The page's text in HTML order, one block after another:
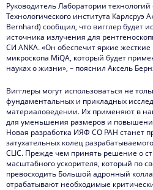
Руководитель Лаборатории
Технологического института Карлсруэ
Bernhard) сообщил, что вигглер будет
источника излучения для
СИ ANKA. «Он обеспечит яркие жесткие
микроскопа MiQA, который будет
науках о жизни», – пояснил Аксель
Вигглеры могут использоваться не
фундаментальных и прикладных
материаловедении. Их применяют в
для уменьшения размеров и
Новая разработка ИЯФ СО РАН станет
затухательных колец
CLIC. Прежде чем принять решение о
масштабного ускорителя, который по
превосходить Большой адронный
отрабатывают необходимые